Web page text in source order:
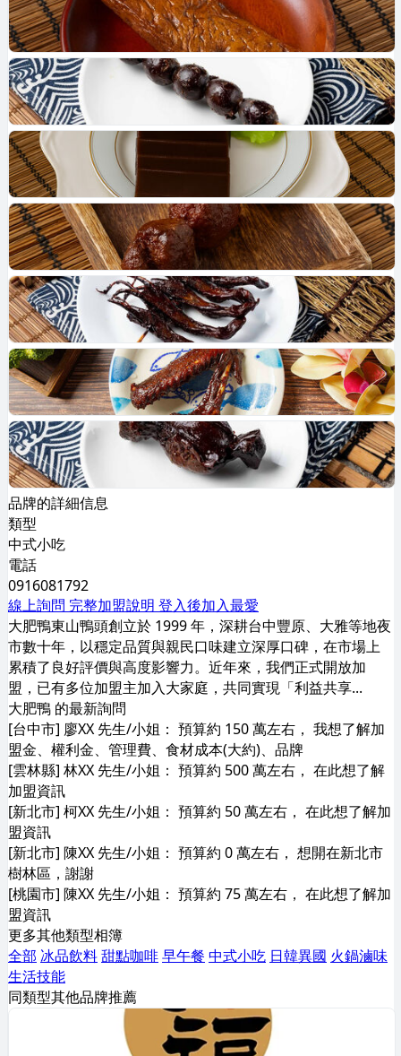
品牌的詳細信息
類型
中式小吃
電話
0916081792
線上詢問 完整加盟說明 登入後加入最愛
大肥鴨東山鴨頭創立於 1999 年，深耕台中豐原、大雅等地夜
市數十年，以穩定品質與親民口味建立深厚口碑，在市場上
累積了良好評價與高度影響力。近年來，我們正式開放加
盟，已有多位加盟主加入大家庭，共同實現「利益共享...
大肥鴨 的最新詢問
[台中市] 廖XX 先生/小姐： 預算約 150 萬左右， 我想了解加
盟金、權利金、管理費、食材成本(大約)、品牌
[雲林縣] 林XX 先生/小姐： 預算約 500 萬左右， 在此想了解
加盟資訊
[新北市] 柯XX 先生/小姐： 預算約 50 萬左右， 在此想了解加
盟資訊
[新北市] 陳XX 先生/小姐： 預算約 0 萬左右， 想開在新北市
樹林區，謝謝
[桃園市] 陳XX 先生/小姐： 預算約 75 萬左右， 在此想了解加
盟資訊
更多其他類型相簿
全部 冰品飲料甜點咖啡早午餐 中式小吃 日韓異國 火鍋滷味
生活技能
同類型其他品牌推薦